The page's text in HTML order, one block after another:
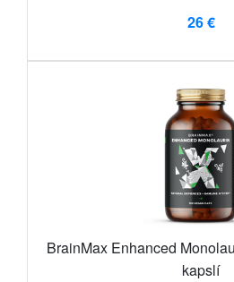
26 €
BrainMax Enhanced
kapslí